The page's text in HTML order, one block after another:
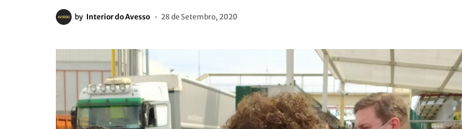
by Interior do Avesso 28 de Setembro, 2020